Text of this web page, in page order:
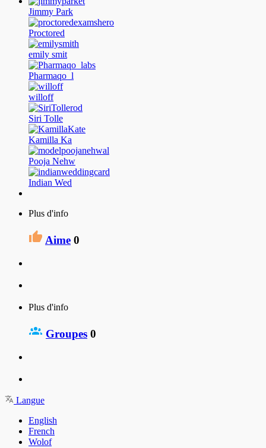
Jimmy Park
Proctored
emily smit
Pharmaqo_l
willoff
Siri Tolle
Kamilla Ka
Pooja Nehw
Indian Wed
Plus d'info
Aime 0
Plus d'info
Groupes 0
Langue
English
French
Wolof